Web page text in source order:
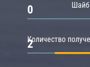
0
Количество
2